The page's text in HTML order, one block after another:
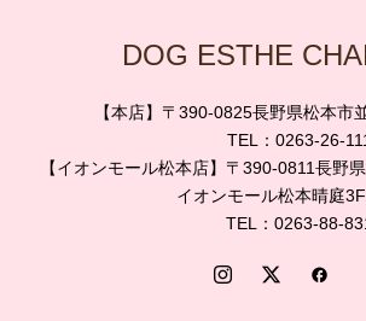
DOG ESTHE
【本店】〒390-0825長野県松本市
TEL：0263-26-
【イオンモール松本店】〒390-0811長野
イオンモール松本晴庭3F
TEL：0263-88-